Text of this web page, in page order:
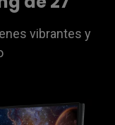
vibrantes y